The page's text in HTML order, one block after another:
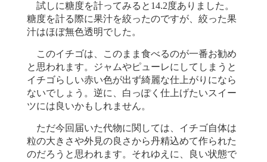
試しに糖度を計ってみると14.2度ありました。
糖度を計る際に果汁を絞ったのですが、絞った果
汁はほぼ無色透明でした。
このイチゴは、このまま食べるのが一番お勧め
と思われます。ジャムやピューレにしてしまうと
イチゴらしい赤い色が出ず綺麗な仕上がりになら
ないでしょう。逆に、白っぽく仕上げたいスイー
ツには良いかもしれません。
ただ今回届いた代物に関しては、イチゴ自体は
粒の大きさや外見の良さから丹精込めて作られた
のだろうと思われます。それゆえに、良い状態で